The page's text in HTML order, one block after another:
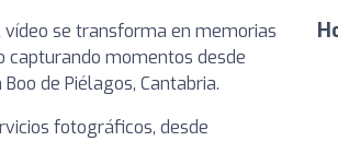
se transforma en memorias
capturando momentos desde
de Piélagos, Cantabria.
fotográficos, desde